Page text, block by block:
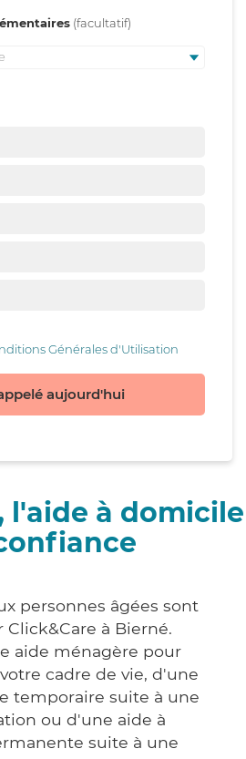
Générales d'Utilisation
aujourd'hui
l'aide à domicile
personnes âgées sont
Click&Care à Bierné.
aide ménagère pour
cadre de vie, d'une
temporaire suite à une
ou d'une aide à
suite à une